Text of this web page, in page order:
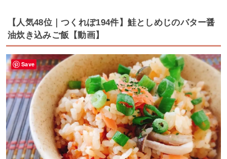
【人気48位｜つくれぽ194件】鮭としめじのバター醤
油炊き込みご飯【動画】
Save